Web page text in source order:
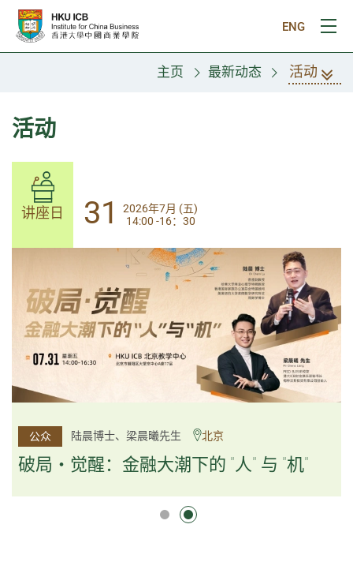
跳往主要内容
ENG
打
主页 最新动态 活动
活动
讲座日 31
2026年7月 (五)
14:00-17:30
公众 杨文斌先生、邱良弼先生 广州
逻辑×算法：重塑资产配置内核
逻辑×算法：重塑资产配置内核
讲座日 31
2026年7月 (五)
14:00 -16：30
公众 陆晨博士、梁晨曦先生 北京
破局・觉醒：金融大潮下的 "人" 与 "机"